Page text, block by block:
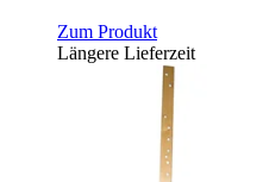
Zum Produkt
Längere Lieferzeit